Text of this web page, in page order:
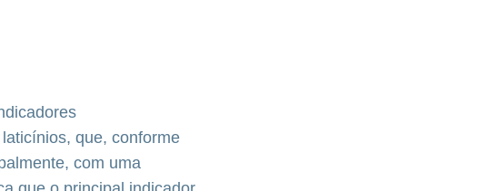
que, conforme
com uma